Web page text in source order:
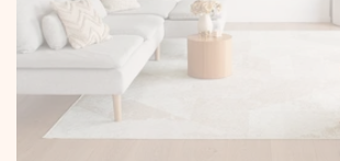
Zo plaats je hem zonder moeite.